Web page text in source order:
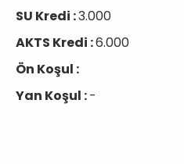
SU Kredi :3.000
AKTS Kredi :6.000
Ön Koşul :
Yan Koşul :-